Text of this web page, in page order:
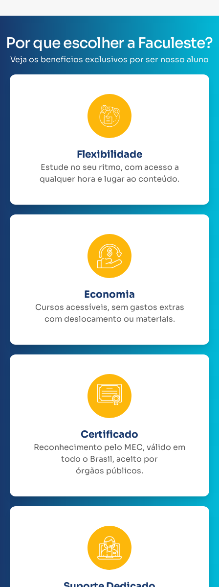
Por que escolher a Faculeste?
Veja os benefícios exclusivos por ser nosso aluno
Flexibilidade
Estude no seu ritmo, com acesso a
qualquer hora e lugar ao conteúdo.
Economia
Cursos acessíveis, sem gastos extras
com deslocamento ou materiais.
Certificado
Reconhecimento pelo MEC, válido em
todo o Brasil, aceito por
órgãos públicos.